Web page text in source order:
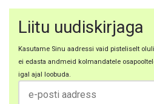
Liitu uudiskirjaga
Kasutame Sinu aadressi vaid pisteliselt
ei edasta andmeid kolmandatele
igal ajal loobuda.